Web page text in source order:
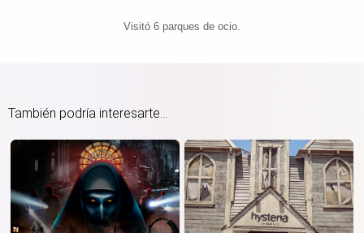
Visitó 6 parques de ocio.
También podría interesarte...